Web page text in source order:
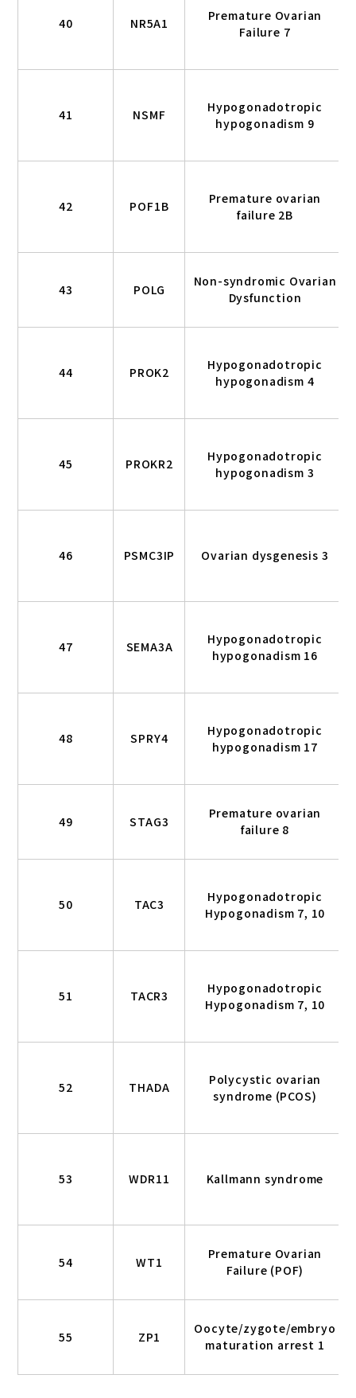
40 NR5A1
Premature Ovarian
Failure 7
41 NSMF
Hypogonadotropic
hypogonadism 9
42 POF1B
Premature ovarian
failure 2B
43 POLG
Non-syndromic Ovarian
Dysfunction
44 PROK2
Hypogonadotropic
hypogonadism 4
45 PROKR2
Hypogonadotropic
hypogonadism 3
46 PSMC3IP Ovarian dysgenesis 3
47 SEMA3A
Hypogonadotropic
hypogonadism 16
48 SPRY4
Hypogonadotropic
hypogonadism 17
49 STAG3
Premature ovarian
failure 8
50 TAC3
Hypogonadotropic
Hypogonadism 7, 10
51 TACR3
Hypogonadotropic
Hypogonadism 7, 10
52 THADA
Polycystic ovarian
syndrome (PCOS)
53 WDR11 Kallmann syndrome
54 WT1
Premature Ovarian
Failure (POF)
55 ZP1
Oocyte/zygote/embryo
maturation arrest 1